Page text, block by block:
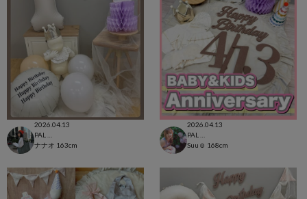
2026.04.13
ナナオ 163cm
2026.04.13
Suu☺︎ 168cm